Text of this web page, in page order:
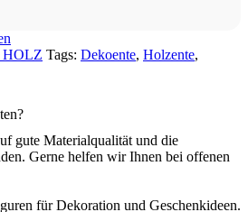
HOLZ Tags: Dekoente, Holzente,
gute Materialqualität und die
Gerne helfen wir Ihnen bei offenen